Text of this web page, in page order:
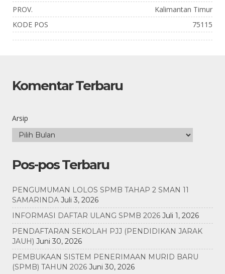
PROV.
Kalimantan Timur
KODE POS
75115
Komentar Terbaru
Arsip
Pos-pos Terbaru
PENGUMUMAN LOLOS SPMB TAHAP 2 SMAN 11
SAMARINDA Juli 3, 2026
INFORMASI DAFTAR ULANG SPMB 2026 Juli 1, 2026
PENDAFTARAN SEKOLAH PJJ (PENDIDIKAN JARAK
JAUH) Juni 30, 2026
PEMBUKAAN SISTEM PENERIMAAN MURID BARU
(SPMB) TAHUN 2026 Juni 30, 2026